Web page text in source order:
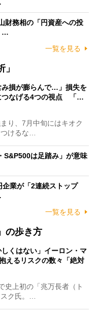
財務相の「円資産への投
…
一覧を見る
み損が膨らんで…」損失を
つなげる4つの視点 「…
り、7月中旬にはキオク
けるな…
S&P500は足踏み」が意味
企業が「2連続ストップ
一覧を見る
の歩き方
しくはない」イーロン・マ
えるリスクの数々「絶対
上初の「兆万長者（ト
ク氏。…